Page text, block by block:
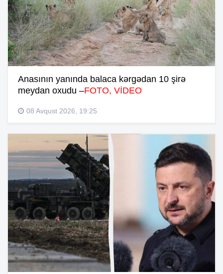
Anasının yanında balaca kərgədan 10 şirə
meydan oxudu –FOTO, VİDEO
08 Avqust 2026, 19:25